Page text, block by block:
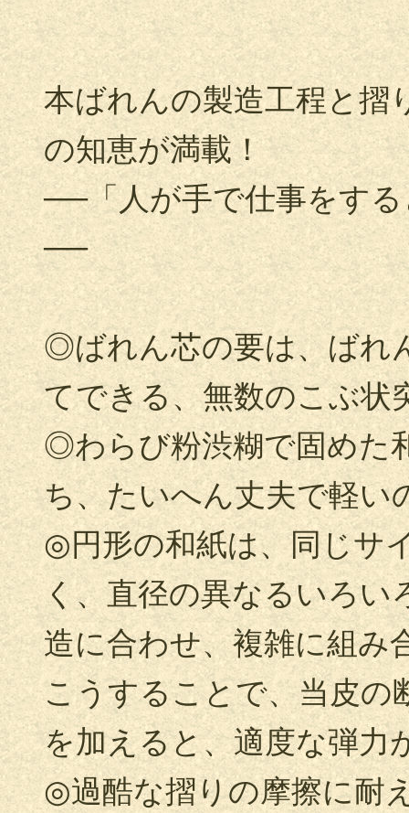
本ばれんの製造工程と摺
の知恵が満載！
──「人が手で仕事をす
──
◎ばれん芯の要は、ばれ
てできる、無数のこぶ状
◎わらび粉渋糊で固めた
ち、たいへん丈夫で軽い
◎円形の和紙は、同じサ
く、直径の異なるいろい
造に合わせ、複雑に組み
こうすることで、当皮の
を加えると、適度な弾力
◎過酷な摺りの摩擦に耐